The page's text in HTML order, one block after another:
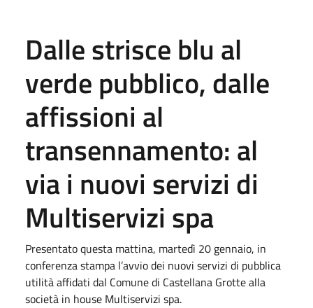
Dalle strisce blu al
verde pubblico, dalle
affissioni al
transennamento: al
via i nuovi servizi di
Multiservizi spa
Presentato questa mattina, martedì 20 gennaio, in
conferenza stampa l’avvio dei nuovi servizi di pubblica
utilità affidati dal Comune di Castellana Grotte alla
società in house Multiservizi spa.